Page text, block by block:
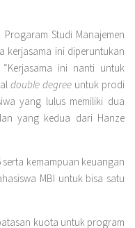
Studi Manajemen
kerjasama ini diperuntukan
ini nanti untuk
double degree untuk prodi
yang lulus memiliki dua
yang kedua dari Hanze
serta kemampuan keuangan
MBI untuk bisa satu
kuota untuk program